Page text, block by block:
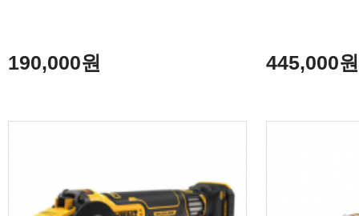
190,000원 445,000원